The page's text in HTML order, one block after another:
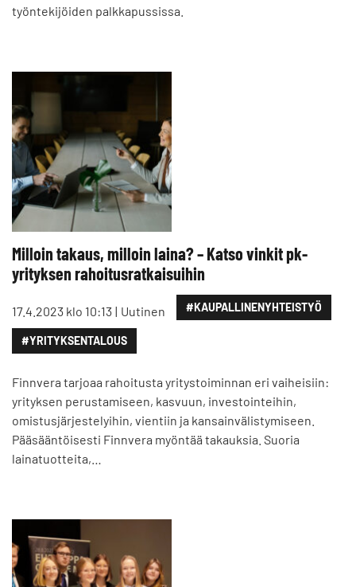
työntekijöiden palkkapussissa.
Milloin takaus, milloin laina? – Katso vinkit pk-
yrityksen rahoitusratkaisuihin
17.4.2023 klo 10:13 Uutinen #KAUPALLINENYHTEISTYÖ
#YRITYKSENTALOUS
Finnvera tarjoaa rahoitusta yritystoiminnan eri vaiheisiin:
yrityksen perustamiseen, kasvuun, investointeihin,
omistusjärjestelyihin, vientiin ja kansainvälistymiseen.
Pääsääntöisesti Finnvera myöntää takauksia. Suoria
lainatuotteita,…